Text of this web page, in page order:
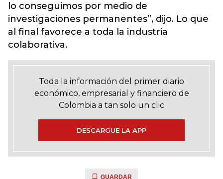
lo conseguimos por medio de
investigaciones permanentes”, dijo. Lo que
al final favorece a toda la industria
colaborativa.
Toda la información del primer diario
económico, empresarial y financiero de
Colombia a tan solo un clic
DESCARGUE LA APP
GUARDAR